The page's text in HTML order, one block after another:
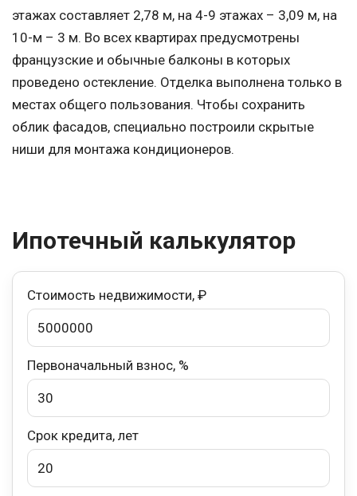
этажах составляет 2,78 м, на 4-9 этажах – 3,09 м, на
10-м – 3 м. Во всех квартирах предусмотрены
французские и обычные балконы в которых
проведено остекление. Отделка выполнена только в
местах общего пользования. Чтобы сохранить
облик фасадов, специально построили скрытые
ниши для монтажа кондиционеров.
Ипотечный калькулятор
Стоимость недвижимости, ₽
Первоначальный взнос, %
Срок кредита, лет